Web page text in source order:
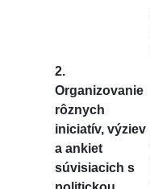
2.
Organizovanie
rôznych
iniciatív, výziev
a ankiet
súvisiacich s